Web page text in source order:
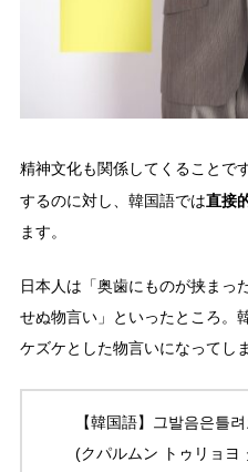
精神文化も関係してくることで
するのに対し、韓国語では直接
ます。
日本人は「奥歯にものが挟まっ
せぬ物言い」といったところ。
ケズケとした物言いになってし
【韓国語】그발음은틀
(クパルムン トゥリョヨ